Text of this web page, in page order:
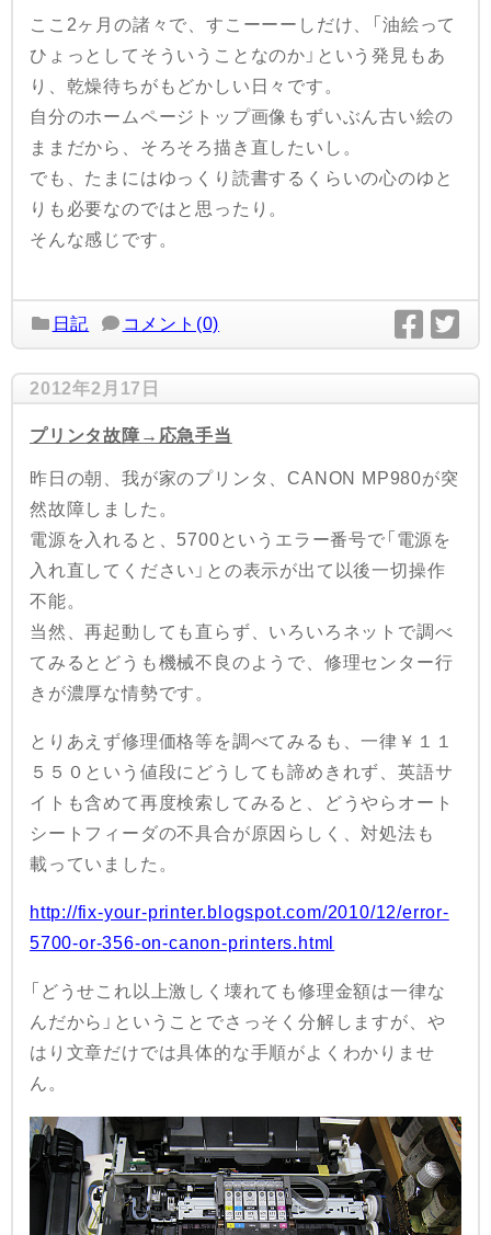
ここ2ヶ月の諸々で、すこーーーしだけ、「油絵って
ひょっとしてそういうことなのか」という発見もあ
り、乾燥待ちがもどかしい日々です。
自分のホームページトップ画像もずいぶん古い絵の
ままだから、そろそろ描き直したいし。
でも、たまにはゆっくり読書するくらいの心のゆと
りも必要なのではと思ったり。
そんな感じです。
日記 コメント(0)
2012年2月17日
プリンタ故障→応急手当
昨日の朝、我が家のプリンタ、CANON MP980が突
然故障しました。
電源を入れると、5700というエラー番号で「電源を
入れ直してください」との表示が出て以後一切操作
不能。
当然、再起動しても直らず、いろいろネットで調べ
てみるとどうも機械不良のようで、修理センター行
きが濃厚な情勢です。
とりあえず修理価格等を調べてみるも、一律￥１１
５５０という値段にどうしても諦めきれず、英語サ
イトも含めて再度検索してみると、どうやらオート
シートフィーダの不具合が原因らしく、対処法も
載っていました。
http://fix-your-printer.blogspot.com/2010/12/error-
5700-or-356-on-canon-printers.html
「どうせこれ以上激しく壊れても修理金額は一律な
んだから」ということでさっそく分解しますが、や
はり文章だけでは具体的な手順がよくわかりませ
ん。